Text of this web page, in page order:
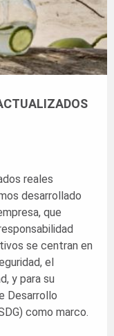
reales
desarrollado
que
se centran en
el
y para su
Desarrollo
como marco.